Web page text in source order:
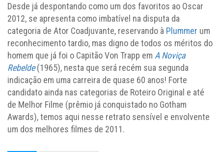
Desde já despontando como um dos favoritos ao Oscar
2012, se apresenta como imbatível na disputa da
categoria de Ator Coadjuvante, reservando à Plummer um
reconhecimento tardio, mas digno de todos os méritos do
homem que já foi o Capitão Von Trapp em A Noviça
Rebelde(1965), nesta que será recém sua segunda
indicação em uma carreira de quase 60 anos! Forte
candidato ainda nas categorias de Roteiro Original e até
de Melhor Filme (prêmio já conquistado no Gotham
Awards), temos aqui nesse retrato sensível e envolvente
um dos melhores filmes de 2011.